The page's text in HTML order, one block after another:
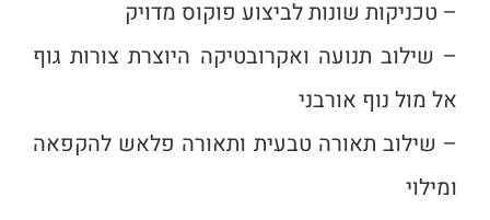
– טכניקות שונות לביצוע פוקוס מדויק
– שילוב תנועה ואקרובטיקה היוצרת צורות גוף
אל מול נוף אורבני
– שילוב תאורה טבעית ותאורה פלאש להקפאה
ומילוי